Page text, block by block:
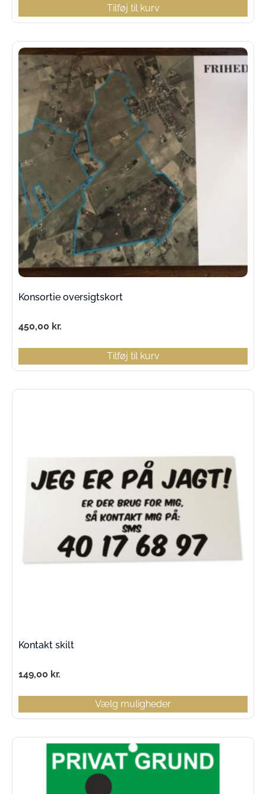
Tilføj til kurv
Konsortie oversigtskort
450,00 kr.
Tilføj til kurv
Kontakt skilt
149,00 kr.
Vælg muligheder